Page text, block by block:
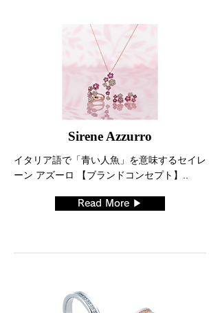
Sirene Azzurro
イタリア語で「青い人魚」を意味するセイレ
ーン アズーロ 【ブランドコンセプト】..
Read More ▶